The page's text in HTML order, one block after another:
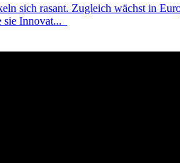
sich rasant. Zugleich wächst in
sie Innovat...